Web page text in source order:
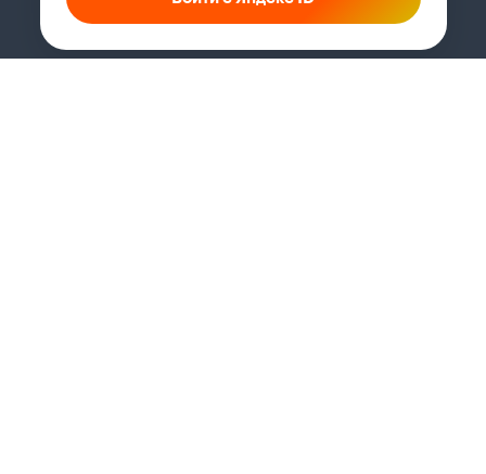
Как это сделать